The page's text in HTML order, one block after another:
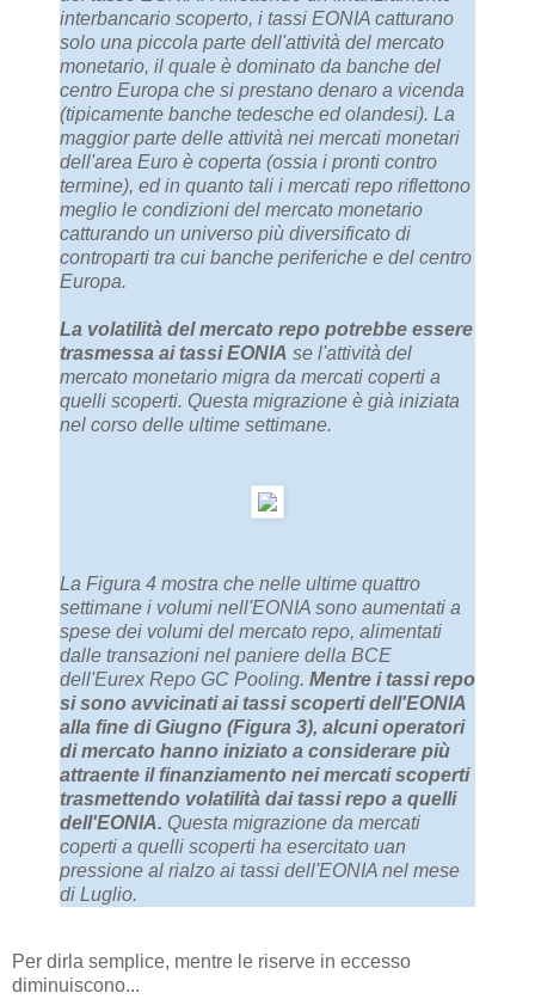
interbancario scoperto, i tassi EONIA catturano
solo una piccola parte dell'attività del mercato
monetario, il quale è dominato da banche del
centro Europa che si prestano denaro a vicenda
(tipicamente banche tedesche ed olandesi). La
maggior parte delle attività nei mercati monetari
dell'area Euro è coperta (ossia i pronti contro
termine), ed in quanto tali i mercati repo riflettono
meglio le condizioni del mercato monetario
catturando un universo più diversificato di
controparti tra cui banche periferiche e del centro
Europa.
La volatilità del mercato repo potrebbe essere
trasmessa ai tassi EONIA se l'attività del
mercato monetario migra da mercati coperti a
quelli scoperti. Questa migrazione è già iniziata
nel corso delle ultime settimane.
La Figura 4 mostra che nelle ultime quattro
settimane i volumi nell'EONIA sono aumentati a
spese dei volumi del mercato repo, alimentati
dalle transazioni nel paniere della BCE
dell'Eurex Repo GC Pooling. Mentre i tassi repo
si sono avvicinati ai tassi scoperti dell'EONIA
alla fine di Giugno (Figura 3), alcuni operatori
di mercato hanno iniziato a considerare più
attraente il finanziamento nei mercati scoperti
trasmettendo volatilità dai tassi repo a quelli
dell'EONIA. Questa migrazione da mercati
coperti a quelli scoperti ha esercitato uan
pressione al rialzo ai tassi dell'EONIA nel mese
di Luglio.
Per dirla semplice, mentre le riserve in eccesso
diminuiscono...